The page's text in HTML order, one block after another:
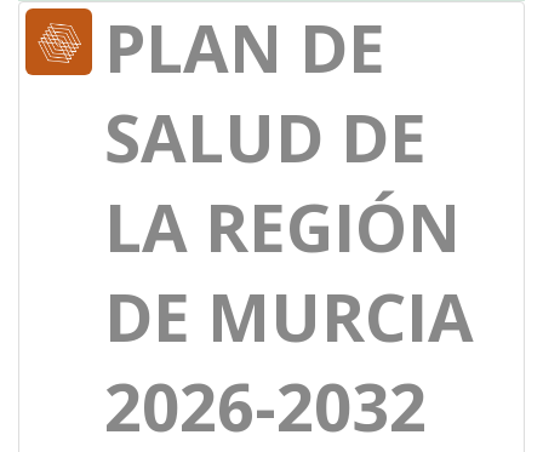
PLAN DE
SALUD DE
LA REGIÓN
DE MURCIA
2026-2032